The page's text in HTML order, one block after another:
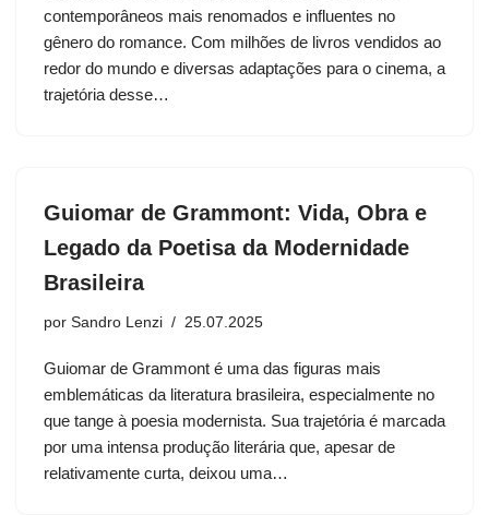
contemporâneos mais renomados e influentes no
gênero do romance. Com milhões de livros vendidos ao
redor do mundo e diversas adaptações para o cinema, a
trajetória desse…
Guiomar de Grammont: Vida, Obra e
Legado da Poetisa da Modernidade
Brasileira
por Sandro Lenzi 25.07.2025
Guiomar de Grammont é uma das figuras mais
emblemáticas da literatura brasileira, especialmente no
que tange à poesia modernista. Sua trajetória é marcada
por uma intensa produção literária que, apesar de
relativamente curta, deixou uma…